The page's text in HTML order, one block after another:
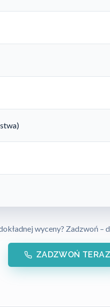
wyceny? Zadzwoń –
ZADZWOŃ TERAZ